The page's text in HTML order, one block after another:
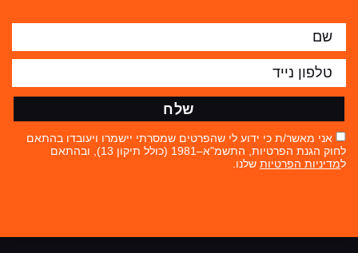
אני מאשר/ת כי ידוע לי שהפרטים שמסרתי יישמרו ויעובדו בהתאם
לחוק הגנת הפרטיות, התשמ"א–1981 (כולל תיקון 13), ובהתאם
למדיניות הפרטיות שלנו.
שלח